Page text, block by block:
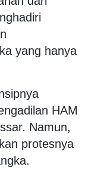
yang hanya
HAM
Namun,
protesnya